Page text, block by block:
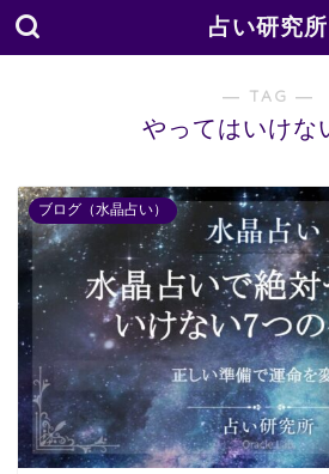
占い研究所
― TAG ―
やってはいけな
ブログ（水晶占い）